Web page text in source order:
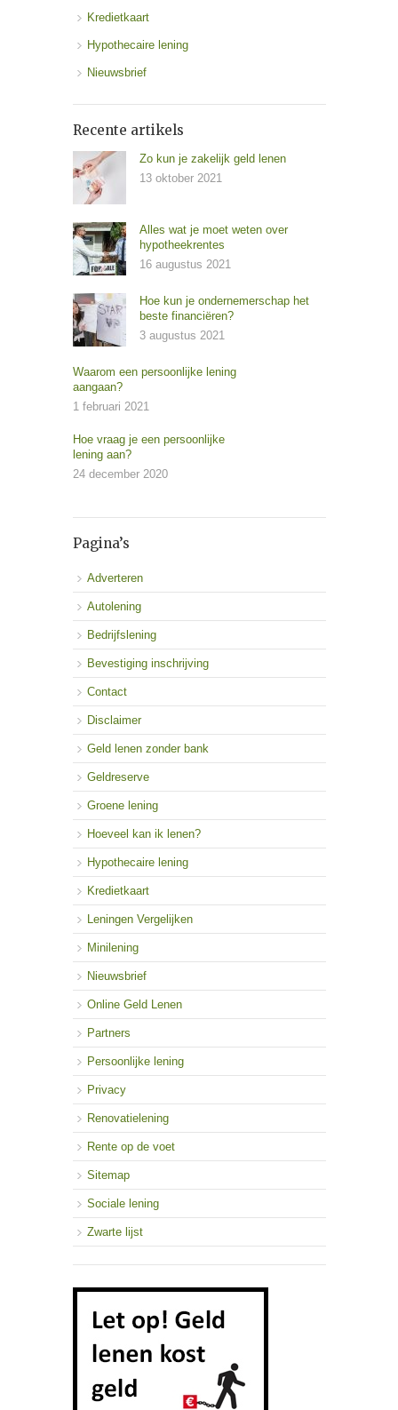
Kredietkaart
Hypothecaire lening
Nieuwsbrief
Recente artikels
Zo kun je zakelijk geld lenen
13 oktober 2021
Alles wat je moet weten over
hypotheekrentes
16 augustus 2021
Hoe kun je ondernemerschap het
beste financiëren?
3 augustus 2021
Waarom een persoonlijke lening
aangaan?
1 februari 2021
Hoe vraag je een persoonlijke
lening aan?
24 december 2020
Pagina’s
Adverteren
Autolening
Bedrijfslening
Bevestiging inschrijving
Contact
Disclaimer
Geld lenen zonder bank
Geldreserve
Groene lening
Hoeveel kan ik lenen?
Hypothecaire lening
Kredietkaart
Leningen Vergelijken
Minilening
Nieuwsbrief
Online Geld Lenen
Partners
Persoonlijke lening
Privacy
Renovatielening
Rente op de voet
Sitemap
Sociale lening
Zwarte lijst